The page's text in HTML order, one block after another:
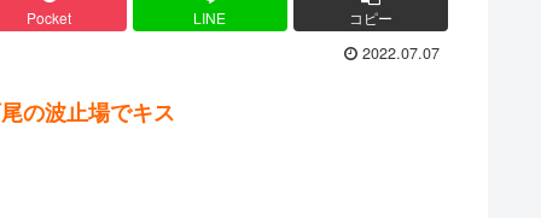
Pocket LINE コピー
2022.07.07
の波止場でキス